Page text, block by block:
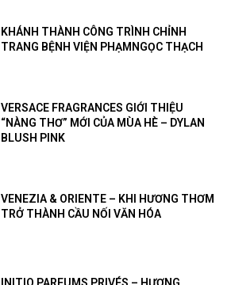
KHÁNH THÀNH CÔNG TRÌNH CHỈNH
TRANG BỆNH VIỆN PHẠMNGỌC THẠCH
VERSACE FRAGRANCES GIỚI THIỆU
“NÀNG THƠ” MỚI CỦA MÙA HÈ – DYLAN
BLUSH PINK
VENEZIA & ORIENTE – KHI HƯƠNG THƠM
TRỞ THÀNH CẦU NỐI VĂN HÓA